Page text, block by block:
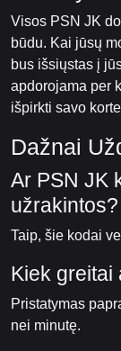
Visos PSN JK
būdu. Kai jūsų
bus išsiųstas į
apdorojama per
išpirkti savo
Dažnai
Ar PSN JK
užrakintos?
Taip, šie kodai
Kiek greitai
Pristatymas
nei minutę.